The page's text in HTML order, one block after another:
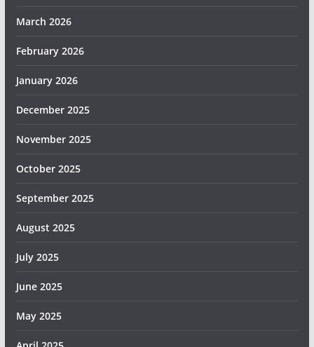
March 2026
February 2026
January 2026
December 2025
November 2025
October 2025
September 2025
August 2025
July 2025
June 2025
May 2025